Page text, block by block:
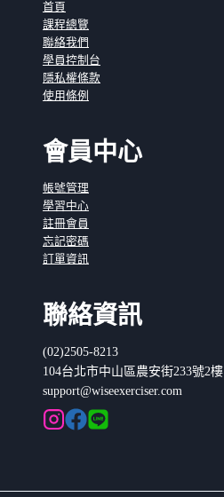
首頁
課程總覽
聯絡我們
學員控制台
隱私權條款
使用條例
會員中心
帳號管理
學習中心
註冊會員
忘記密碼
訂單資訊
聯絡資訊
(02)2505-8213
104台北市中山區農安街233號2樓
support@wiseexerciser.com